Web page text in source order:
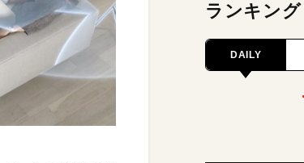
ランキング
DAILY